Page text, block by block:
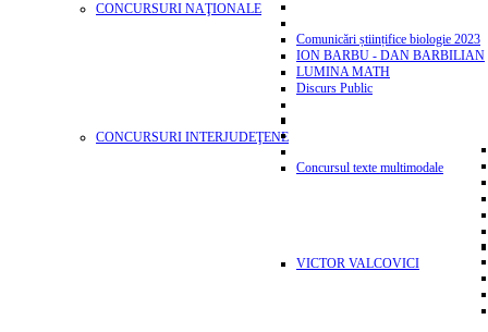
CONCURSURI NAŢIONALE
Comunicări științifice biologie 2023
ION BARBU - DAN BARBILIAN
LUMINA MATH
Discurs Public
CONCURSURI INTERJUDEŢENE
Concursul texte multimodale
VICTOR VALCOVICI